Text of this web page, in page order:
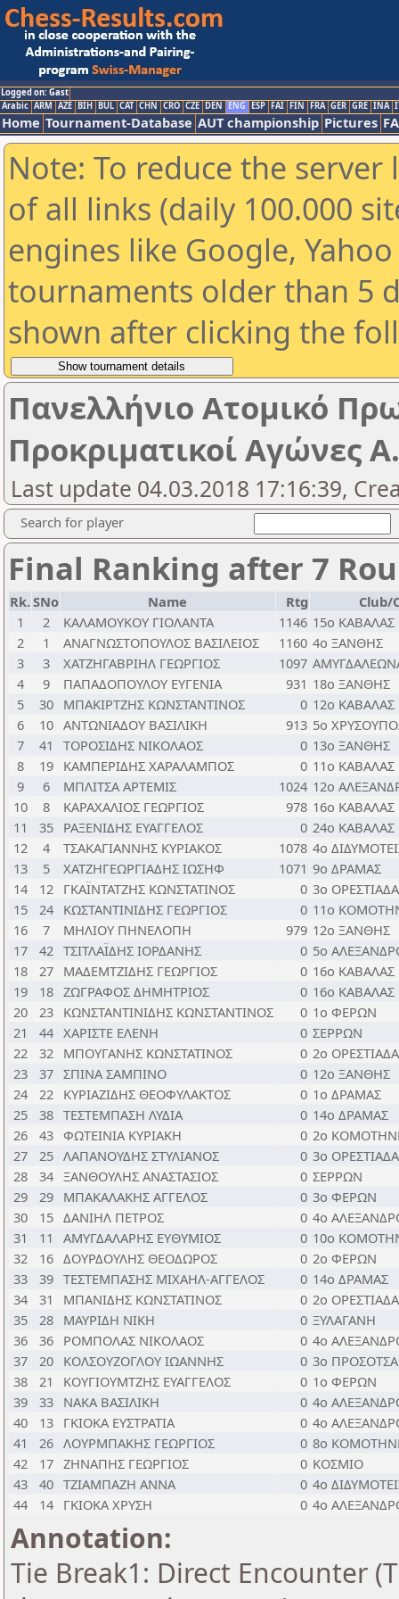
Logged on: Gast
Arabic ARM AZE BIH BUL CAT CHN CRO CZE DEN ENG ESP FAI FIN FRA GER GRE INA
Home Tournament-Database AUT championship Pictures
Note: To reduce the
of all links (daily 100.000
engines like Google,
tournaments older than 5
shown after clicking the
Πανελλήνιο Ατομικό
Προκριματικοί Αγώνες
Last update 04.03.2018 17:16:39,
Search for player
Final Ranking after 7
Rk.SNo Name Rtg
Club/
1
2 ΚΑΛΑΜΟΥΚΟΥ ΓΙΟΛΑΝΤΑ 1146 15ο ΚΑΒΑΛΑΣ
2
1 ΑΝΑΓΝΩΣΤΟΠΟΥΛΟΣ ΒΑΣΙΛΕΙΟΣ 1160 4ο ΞΑΝΘΗΣ
3
3 ΧΑΤΖΗΓΑΒΡΙΗΛ ΓΕΩΡΓΙΟΣ 1097
4
9 ΠΑΠΑΔΟΠΟΥΛΟΥ ΕΥΓΕΝΙΑ 931 18ο ΞΑΝΘΗΣ
5
30 ΜΠΑΚΙΡΤΖΗΣ ΚΩΝΣΤΑΝΤΙΝΟΣ 0 12ο ΚΑΒΑΛΑΣ
6
10 ΑΝΤΩΝΙΑΔΟΥ ΒΑΣΙΛΙΚΗ 913 5ο
7
41 ΤΟΡΟΣΙΔΗΣ ΝΙΚΟΛΑΟΣ 0 13ο ΞΑΝΘΗΣ
8
19 ΚΑΜΠΕΡΙΔΗΣ ΧΑΡΑΛΑΜΠΟΣ 0 11ο ΚΑΒΑΛΑΣ
9
6 ΜΠΛΙΤΣΑ ΑΡΤΕΜΙΣ 1024 12ο
10
8 ΚΑΡΑΧΑΛΙΟΣ ΓΕΩΡΓΙΟΣ 978 16ο ΚΑΒΑΛΑΣ
11
35 ΡΑΞΕΝΙΔΗΣ ΕΥΑΓΓΕΛΟΣ 0 24ο ΚΑΒΑΛΑΣ
12
4 ΤΣΑΚΑΓΙΑΝΝΗΣ ΚΥΡΙΑΚΟΣ 1078 4ο
13
5 ΧΑΤΖΗΓΕΩΡΓΙΑΔΗΣ ΙΩΣΗΦ 1071 9ο ΔΡΑΜΑΣ
14
12 ΓΚΑΪΝΤΑΤΖΗΣ ΚΩΝΣΤΑΤΙΝΟΣ 0 3ο
15
24 ΚΩΣΤΑΝΤΙΝΙΔΗΣ ΓΕΩΡΓΙΟΣ 0 11ο
16
7 ΜΗΛΙΟΥ ΠΗΝΕΛΟΠΗ 979 12ο ΞΑΝΘΗΣ
17
42 ΤΣΙΤΛΑΪΔΗΣ ΙΟΡΔΑΝΗΣ 0 5ο
18
27 ΜΑΔΕΜΤΖΙΔΗΣ ΓΕΩΡΓΙΟΣ 0 16ο ΚΑΒΑΛΑΣ
19
18 ΖΩΓΡΑΦΟΣ ΔΗΜΗΤΡΙΟΣ 0 16ο ΚΑΒΑΛΑΣ
20
23 ΚΩΝΣΤΑΝΤΙΝΙΔΗΣ ΚΩΝΣΤΑΝΤΙΝΟΣ 0 1ο ΦΕΡΩΝ
21
44 ΧΑΡΙΣΤΕ ΕΛΕΝΗ 0 ΣΕΡΡΩΝ
22
32 ΜΠΟΥΓΑΝΗΣ ΚΩΝΣΤΑΤΙΝΟΣ 0 2ο
23
37 ΣΠΙΝΑ ΣΑΜΠΙΝΟ 0 12o ΞΑΝΘΗΣ
24
22 ΚΥΡΙΑΖΙΔΗΣ ΘΕΟΦΥΛΑΚΤΟΣ 0 1ο ΔΡΑΜΑΣ
25
38 ΤΕΣΤΕΜΠΑΣΗ ΛΥΔΙΑ 0 14ο ΔΡΑΜΑΣ
26
43 ΦΩΤΕΙΝΙΑ ΚΥΡΙΑΚΗ 0 2ο
27
25 ΛΑΠΑΝΟΥΔΗΣ ΣΤΥΛΙΑΝΟΣ 0 3ο
28
34 ΞΑΝΘΟΥΛΗΣ ΑΝΑΣΤΑΣΙΟΣ 0 ΣΕΡΡΩΝ
29
29 ΜΠΑΚΑΛΑΚΗΣ ΑΓΓΕΛΟΣ 0 3ο ΦΕΡΩΝ
30
15 ΔΑΝΙΗΛ ΠΕΤΡΟΣ 0 4ο
31
11 ΑΜΥΓΔΑΛΑΡΗΣ ΕΥΘΥΜΙΟΣ 0 10ο
32
16 ΔΟΥΡΔΟΥΛΗΣ ΘΕΟΔΩΡΟΣ 0 2ο ΦΕΡΩΝ
33
39 ΤΕΣΤΕΜΠΑΣΗΣ ΜΙΧΑΗΛ-ΑΓΓΕΛΟΣ 0 14ο ΔΡΑΜΑΣ
34
31 ΜΠΑΝΙΔΗΣ ΚΩΝΣΤΑΤΙΝΟΣ 0 2ο
35
28 ΜΑΥΡΙΔΗ ΝΙΚΗ 0 ΞΥΛΑΓΑΝΗ
36
36 ΡΟΜΠΟΛΑΣ ΝΙΚΟΛΑΟΣ 0 4ο
37
20 ΚΟΛΣΟΥΖΟΓΛΟΥ ΙΩΑΝΝΗΣ 0 3ο
38
21 ΚΟΥΓΙΟΥΜΤΖΗΣ ΕΥΑΓΓΕΛΟΣ 0 1ο ΦΕΡΩΝ
39
33 ΝΑΚΑ ΒΑΣΙΛΙΚΗ 0 4ο
40
13 ΓΚΙΟΚΑ ΕΥΣΤΡΑΤΙΑ 0 4ο
41
26 ΛΟΥΡΜΠΑΚΗΣ ΓΕΩΡΓΙΟΣ 0 8ο
42
17 ΖΗΝΑΠΗΣ ΓΕΩΡΓΙΟΣ 0 ΚΟΣΜΙΟ
43
40 ΤΖΙΑΜΠΑΖΗ ΑΝΝΑ 0 4ο
44
14 ΓΚΙΟΚΑ ΧΡΥΣΗ 0 4ο
Annotation:
Tie Break1: Direct Encounter